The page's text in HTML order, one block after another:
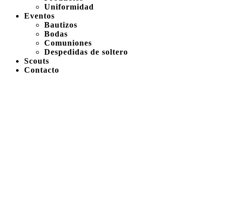
Uniformidad
Eventos
Bautizos
Bodas
Comuniones
Despedidas de soltero
Scouts
Contacto